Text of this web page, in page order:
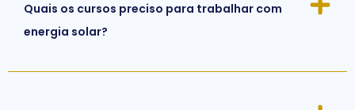
Quais os cursos preciso para trabalhar com
energia solar?